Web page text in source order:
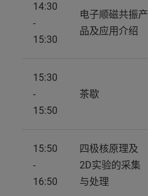
14:30
-
15:30
电子顺磁共振产
品及应用介绍
15:30
-
15:50
茶歇
15:50
-
16:50
四极核原理及
2D实验的采集
与处理